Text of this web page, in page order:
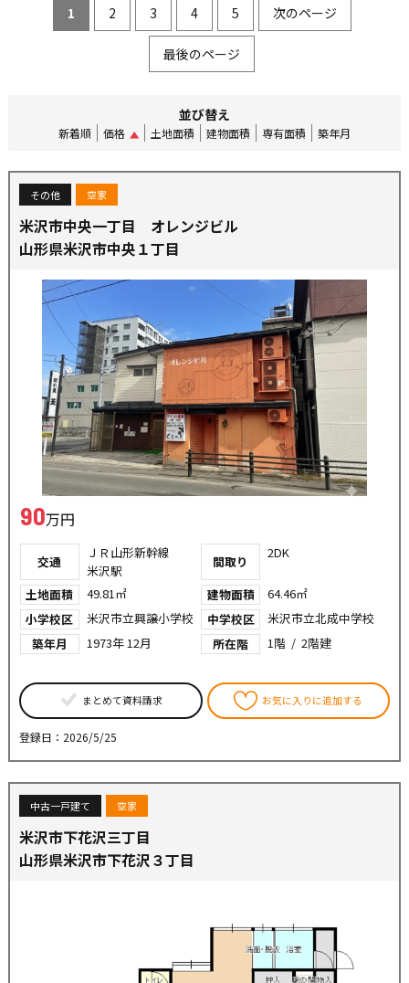
1
2 3 4 5 次のページ
最後のページ
並び替え
新着順 価格 土地面積 建物面積 専有面積 築年月
その他 空家
米沢市中央一丁目 オレンジビル
山形県米沢市中央１丁目
90万円
交通
ＪＲ山形新幹線
米沢駅
間取り
2DK
土地面積 49.81㎡ 建物面積
64.46㎡
小学校区
米沢市立興譲小学校 中学校区
米沢市立北成中学校
築年月
1973年 12月 所在階 1階 / 2階建
まとめて資料請求 お気に入りに追加する
登録日：2026/5/25
中古一戸建て 空家
米沢市下花沢三丁目
山形県米沢市下花沢３丁目